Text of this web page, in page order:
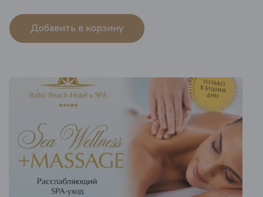
Добавить в корзину